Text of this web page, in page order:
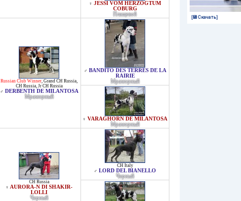
♀ JESSI VOM HERZOGTUM
COBURG
Плащевой
Russian Club Winner, Grand CH Russia,
CH Russia, Jr CH Russia
♂ DERBENTH DE MILANTOSA
Мраморный
♂ BANDITO DES TERRES DE LA
RAIRIE
Мраморный
♀ VARAGHORN DE MILANTOSA
Мраморный
CH Russia
♀ AURORA-N DI SHAKIR-
LOLLI
Черный
CH Italy
♂ LORD DEL BIANELLO
Черный
[💾 Скачать]